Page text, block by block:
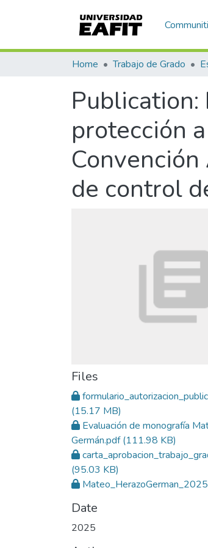
Home Trabajo de Grado
Publication:
protección
de control
Files
(15.17 MB)
Evaluación de monografía
Germán.pdf(111.98 KB)
(95.03 KB)
Date
2025